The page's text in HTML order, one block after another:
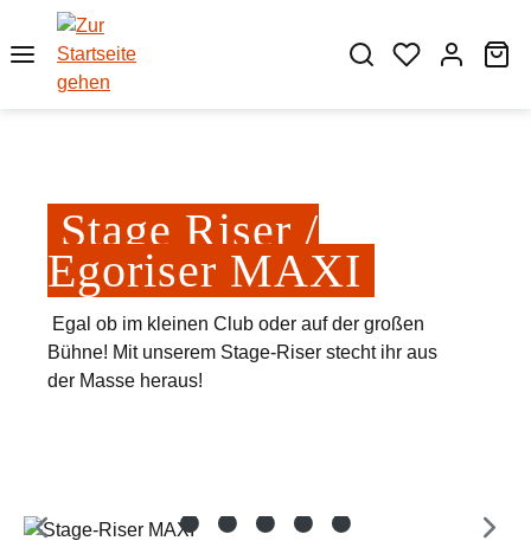
Zum Hauptinhalt springen
Stage Riser /
Egoriser MAXI
Egal ob im kleinen Club oder auf der großen
Bühne! Mit unserem Stage-Riser stecht ihr aus
der Masse heraus!
Bildergalerie überspringen